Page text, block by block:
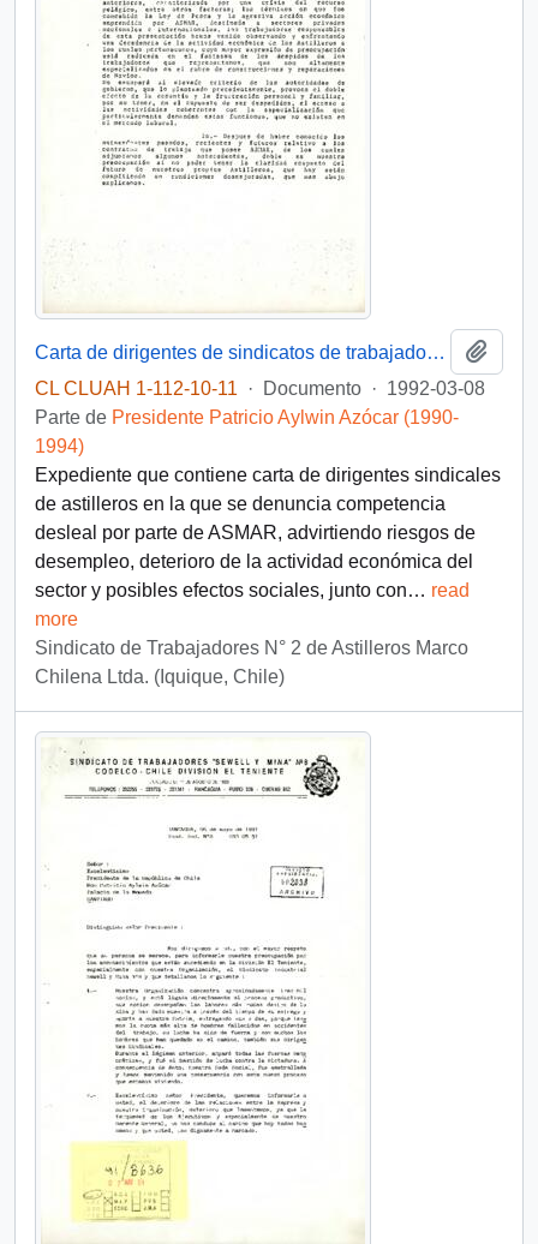
Carta de dirigentes de sindicatos de trabajadores de astilleros a Patricio Aylwin Azócar, con relación a denuncia por competencia desleal de ASMAR y riesgos laborales
CL CLUAH 1-112-10-11
· Documento · 1992-03-08
Parte de Presidente Patricio Aylwin Azócar (1990-
1994)
Expediente que contiene carta de dirigentes sindicales
de astilleros en la que se denuncia competencia
desleal por parte de ASMAR, advirtiendo riesgos de
desempleo, deterioro de la actividad económica del
sector y posibles efectos sociales, junto con… read
more
Sindicato de Trabajadores N° 2 de Astilleros Marco
Chilena Ltda. (Iquique, Chile)